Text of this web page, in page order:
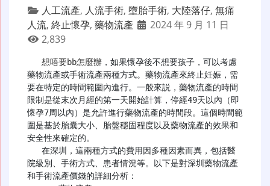
人工流產, 人流手術, 墮胎手術, 大陸落仔, 無痛
人流, 終止懷孕, 藥物流產
2024 年 9 月 11 日
2,839
想唔要bb怎麼辦 ，如果懷孕後不想要孩子，可以考慮
藥物流產或手術流產兩種方式。藥物流產來終止妊娠，需
要在特定的時間範圍內進行。一般來説，藥物流產的時間
限制是從末次月經的第一天開始計算，停經49天以內（即
懷孕7周以內）是允許進行藥物流產的時間段。這個時間範
圍是基於胎囊大小、胎盤穩固程度以及藥物流產的效果和
安全性來確定的。
院級別、手術方式、患者情況等。以下是對深圳藥物流產
和手術流產價錢的詳細分析：